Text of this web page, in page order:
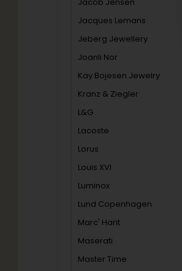
Jacques Lemans
Jeberg Jewellery
Joanli Nor
Kay Bojesen Jewelry
Kranz & Ziegler
L&G
Lacoste
Lorus
Louis XVI
Luminox
Lund Copenhagen
Marc' Harit
Maserati
Master Time